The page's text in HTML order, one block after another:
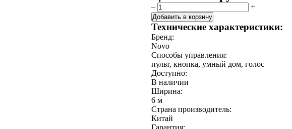
– +
Добавить в корзину
Технические характеристики:
Бренд:
Novo
Способы управления:
пульт, кнопка, умный дом, голос
Доступно:
В наличии
Ширина:
6 м
Страна производитель:
Китай
Гарантия: